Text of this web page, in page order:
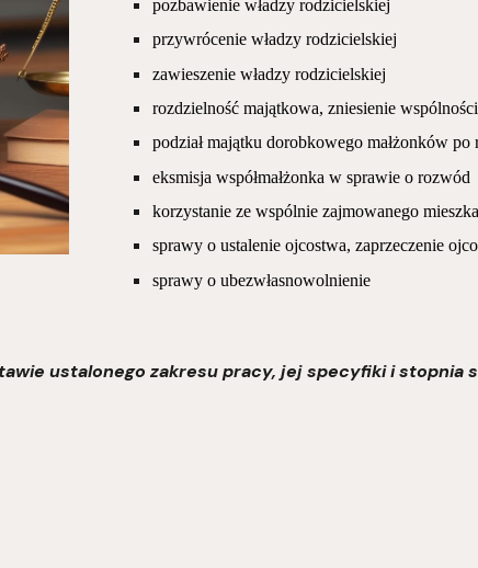
pozbawienie władzy rodzicielskiej
przywrócenie władzy rodzicielskiej
zawieszenie władzy rodzicielskiej
rozdzielność majątkowa, zniesienie
podział majątku dorobkowego małżonków po
eksmisja współmałżonka w sprawie o rozwód
korzystanie ze wspólnie zajmowanego
sprawy o ustalenie ojcostwa, zaprzeczenie
sprawy o ubezwłasnowolnienie
ustalonego zakresu pracy, jej specyfiki i stopnia